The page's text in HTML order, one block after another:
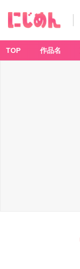
TOP 作品名